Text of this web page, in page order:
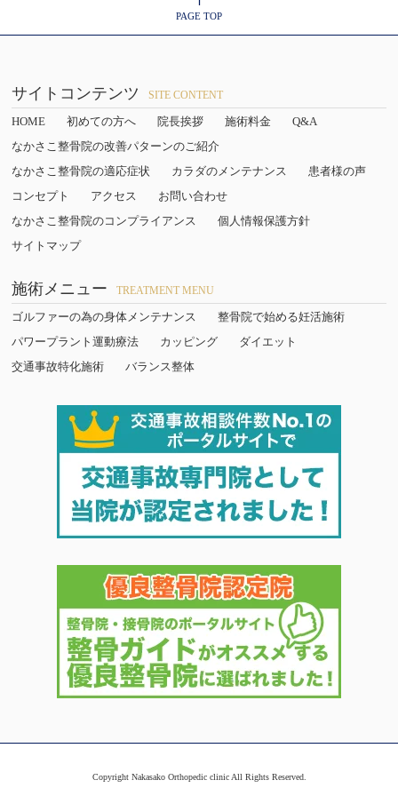
PAGE TOP
サイトコンテンツ SITE CONTENT
HOME 初めての方へ 院長挨拶 施術料金
Q&A
なかさこ整骨院の改善パターンのご紹介
なかさこ整骨院の適応症状
カラダのメンテナンス
患者様の声
コンセプト
アクセス
お問い合わせ
なかさこ整骨院のコンプライアンス
個人情報保護方針
サイトマップ
施術メニュー TREATMENT MENU
ゴルファーの為の身体メンテナンス
整骨院で始める妊活施術
パワープラント運動療法
カッピング
ダイエット
交通事故特化施術
バランス整体
Copyright Nakasako Orthopedic clinic All Rights Reserved.